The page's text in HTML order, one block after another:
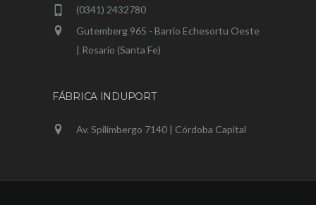
(0341) 2432780
Gutemberg 965 - Barrio Echesortu Oeste
| Rosario (Santa Fe)
FÁBRICA INDUPORT
Av. Spilimbergo 7140 | Córdoba Capital